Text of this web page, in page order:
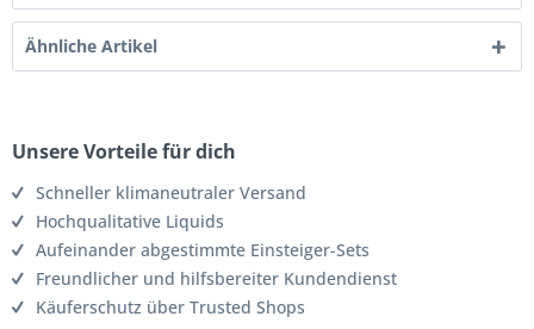
Ähnliche Artikel
Unsere Vorteile für dich
Schneller klimaneutraler Versand
Hochqualitative Liquids
Aufeinander abgestimmte Einsteiger-Sets
Freundlicher und hilfsbereiter Kundendienst
Käuferschutz über Trusted Shops